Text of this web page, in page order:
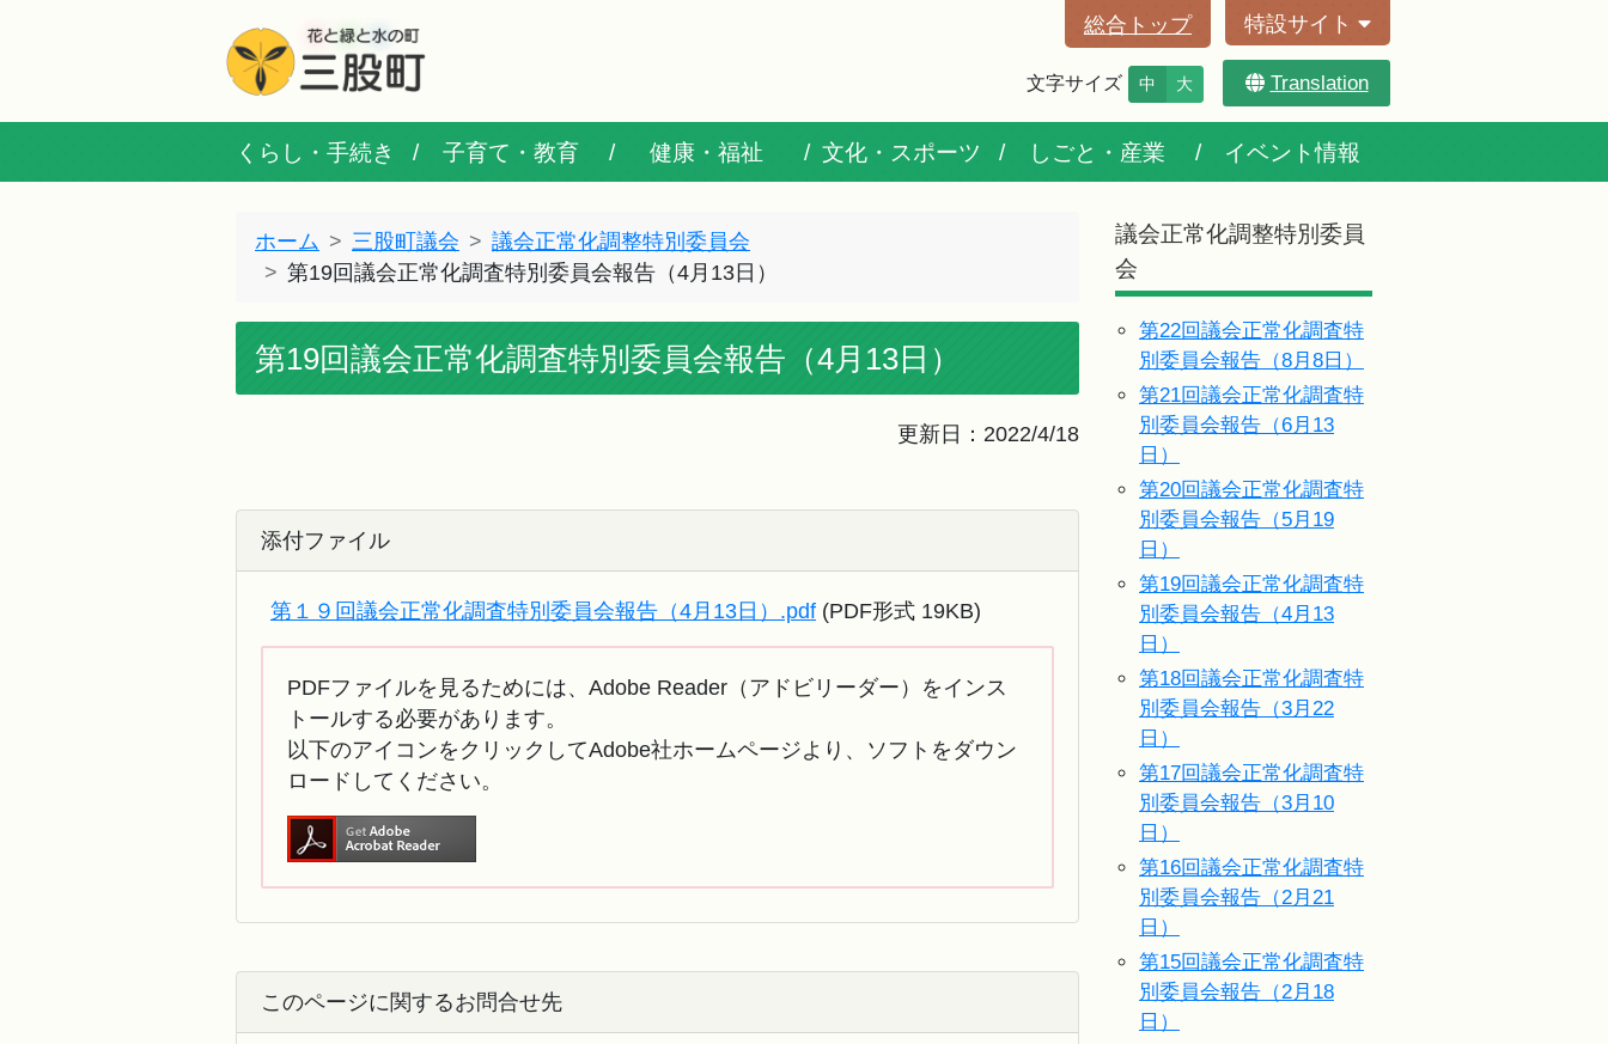
総合トップ 特設サイト
文字サイズ 中 大 Translation
くらし・手続き 子育て・教育 健康・福祉 文化・スポーツ しごと・産業 イベント情報
ホーム 三股町議会
議会正常化調整特別委員会
第19回議会正常化調査特別委員会報告（4月13日）
第19回議会正常化調査特別委員会報告（4月13日）
更新日：2022/4/18
添付ファイル
第１９回議会正常化調査特別委員会報告（4月13日）.pdf (PDF形式 19KB)
PDFファイルを見るためには、Adobe Reader（アドビリーダー）をインス
トールする必要があります。
以下のアイコンをクリックしてAdobe社ホームページより、ソフトをダウン
ロードしてください。
このページに関するお問合せ先
議会正常化調整特別委員
会
第22回議会正常化調査特
別委員会報告（8月8日）
第21回議会正常化調査特
別委員会報告（6月13
日）
第20回議会正常化調査特
別委員会報告（5月19
日）
第19回議会正常化調査特
別委員会報告（4月13
日）
第18回議会正常化調査特
別委員会報告（3月22
日）
第17回議会正常化調査特
別委員会報告（3月10
日）
第16回議会正常化調査特
別委員会報告（2月21
日）
第15回議会正常化調査特
別委員会報告（2月18
日）